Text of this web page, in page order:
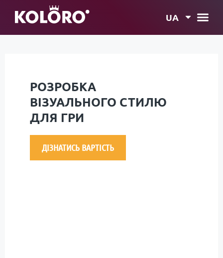
UA
РОЗРОБКА
ВІЗУАЛЬНОГО СТИЛЮ
ДЛЯ ГРИ
ДІЗНАТИСЬ ВАРТІСТЬ